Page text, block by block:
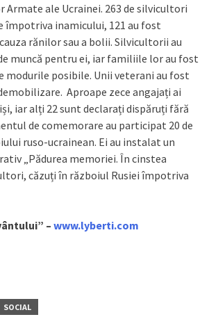
Armate ale Ucrainei. 263 de silvicultori
împotriva inamicului, 121 au fost
rănilor sau a bolii. Silvicultorii au
muncă pentru ei, iar familiile lor au fost
posibile. Unii veterani au fost
Aproape zece angajați ai
iar alți 22 sunt declarați dispăruți fără
de comemorare au participat 20 de
ruso-ucrainean. Ei au instalat un
„Pădurea memoriei. În cinstea
căzuți în războiul Rusiei împotriva
– www.lyberti.com
SOCIAL